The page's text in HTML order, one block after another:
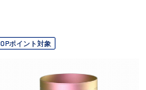
OPポイント対象